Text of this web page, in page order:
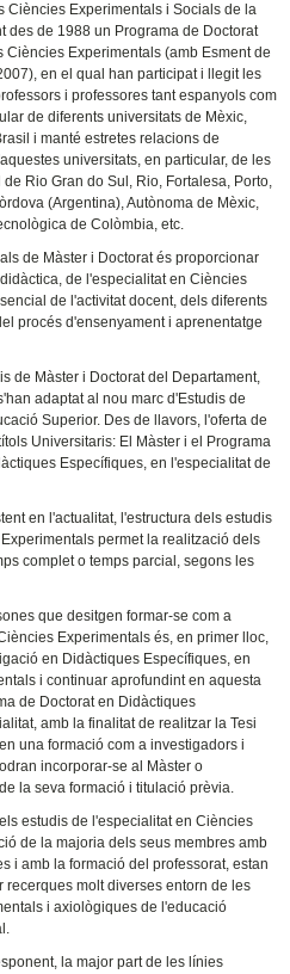
Ciències Experimentals i Socials de la
des de 1988 un Programa de Doctorat
Experimentals (amb Esment de
en el qual han participat i llegit les
i professores tant espanyols com
de diferents universitats de Mèxic,
i manté estretes relacions de
universitats, en particular, de les
Rio Gran do Sul, Rio, Fortalesa, Porto,
(Argentina), Autònoma de Mèxic,
de Colòmbia, etc.
de Màster i Doctorat és proporcionar
de l'especialitat en Ciències
de l'activitat docent, dels diferents
procés d'ensenyament i aprenentatge
de Màster i Doctorat del Departament,
adaptat al nou marc d'Estudis de
Superior. Des de llavors, l'oferta de
Universitaris: El Màster i el Programa
Específiques, en l'especialitat de
en l'actualitat, l'estructura dels estudis
permet la realització dels
complet o temps parcial, segons les
que desitgen formar-se com a
Experimentals és, en primer lloc,
en Didàctiques Específiques, en
i continuar aprofundint en aquesta
de Doctorat en Didàctiques
amb la finalitat de realitzar la Tesi
una formació com a investigadors i
incorporar-se al Màster o
la seva formació i titulació prèvia.
estudis de l'especialitat en Ciències
de la majoria dels seus membres amb
i amb la formació del professorat, estan
molt diverses entorn de les
i axiològiques de l'educació
la major part de les línies